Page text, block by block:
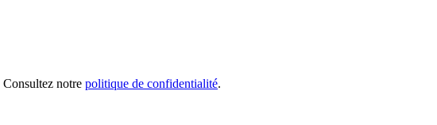
Consultez notre politique de confidentialité.